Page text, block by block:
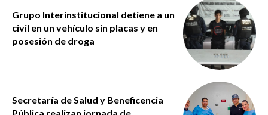
Grupo Interinstitucional detiene a un
civil en un vehículo sin placas y en
posesión de droga
Secretaría de Salud y Beneficencia